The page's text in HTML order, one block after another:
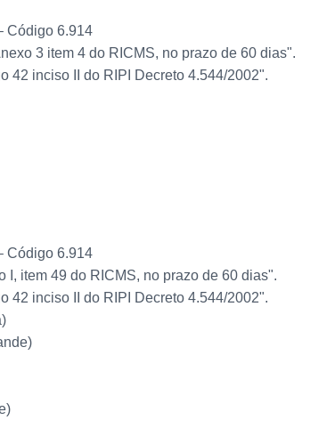
Código 6.914
3 item 4 do RICMS, no prazo de 60 dias".
42 inciso II do RIPI Decreto 4.544/2002".
Código 6.914
I, item 49 do RICMS, no prazo de 60 dias".
42 inciso II do RIPI Decreto 4.544/2002".